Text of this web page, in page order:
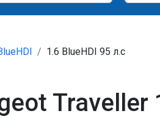
1.6 BlueHDI 95 л.с
Traveller